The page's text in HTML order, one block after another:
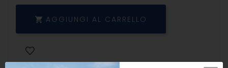
 AGGIUNGI AL CARRELLO